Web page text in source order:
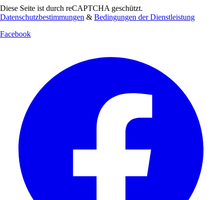
Diese Seite ist durch reCAPTCHA geschützt.
Datenschutzbestimmungen & Bedingungen der Dienstleistung
Facebook